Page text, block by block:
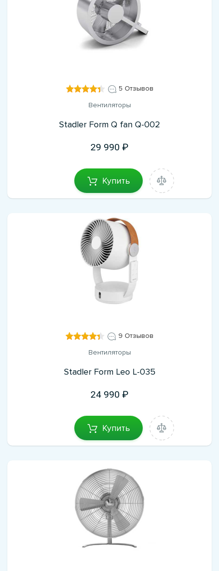
5 Отзывов
Вентиляторы
Stadler Form Q fan Q-002
29 990
Купить
9 Отзывов
Вентиляторы
Stadler Form Leo L-035
24 990
Купить